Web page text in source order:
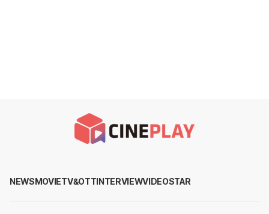
NEWSMOVIETV&OTTINTERVIEWVIDEOSTAR